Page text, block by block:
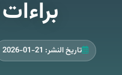
تاريخ النشر: 21-01-2026